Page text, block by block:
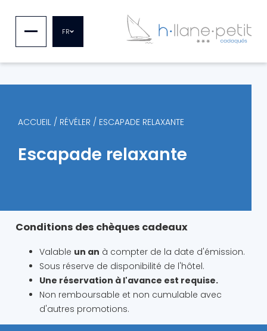
FR
ACCUEIL / RÉVÉLER / ESCAPADE RELAXANTE
Escapade relaxante
Conditions des chèques cadeaux
Valable un an à compter de la date d'émission.
Sous réserve de disponibilité de l'hôtel.
Une réservation à l'avance est requise.
Non remboursable et non cumulable avec
d'autres promotions.